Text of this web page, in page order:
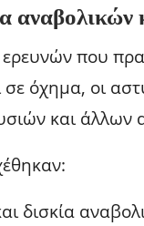
αναβολικών
που
όχημα, οι
και άλλων
δισκία